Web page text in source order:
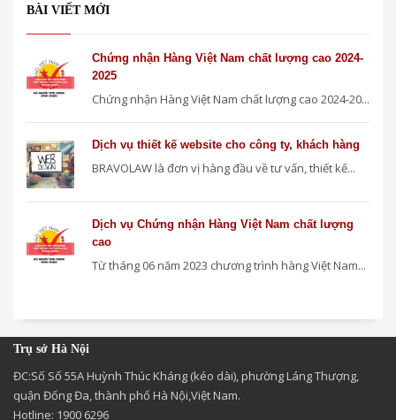
BÀI VIẾT MỚI
Chứng nhận Hàng Việt Nam chất lượng cao 2024-
2025
Chứng nhận Hàng Việt Nam chất lượng cao 2024-20...
Dịch vụ thiết kế website cho công ty, khách hàng
BRAVOLAW là đơn vị hàng đầu về tư vấn, thiết kế...
Dịch vụ Chứng nhận Hàng Việt Nam chất lượng
cao
Từ tháng 06 năm 2023 chương trình hàng Việt Nam...
Trụ sở Hà Nội
ĐC:Số Số 55A Huỳnh Thúc Kháng (kéo dài), phường Láng Thượng,
quận Đống Đa, thành phố Hà Nội,Việt Nam.
Hotline: 1900 6296